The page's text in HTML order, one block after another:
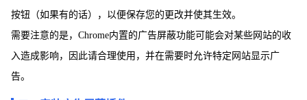
按钮（如果有的话），以便保存您的更改并使其生效。
需要注意的是，Chrome内置的广告屏蔽功能可能会对某些网站的收
入造成影响，因此请合理使用，并在需要时允许特定网站显示广
告。